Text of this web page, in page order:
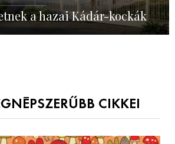
a hazai Kádár-kockák
CIKKEI